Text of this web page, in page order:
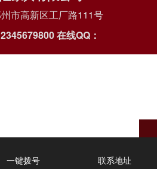
市高新区工厂路111号
在线QQ：
一键拨号 联系地址